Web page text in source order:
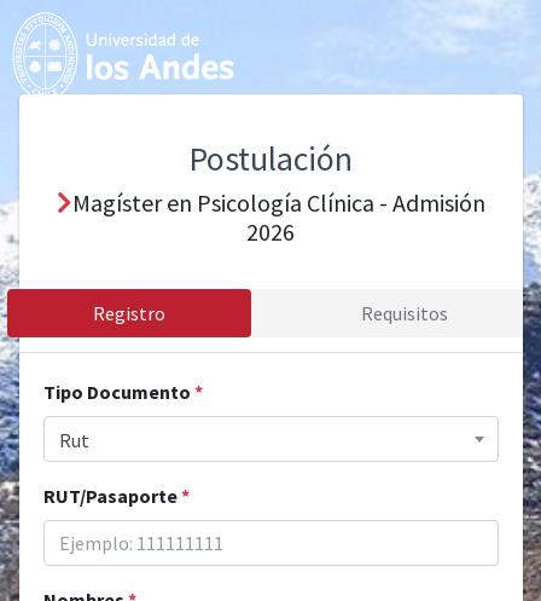
Postulación
Magíster en Psicología Clínica - Admisión
2026
Registro Requisitos
Tipo Documento *
Rut
RUT/Pasaporte*